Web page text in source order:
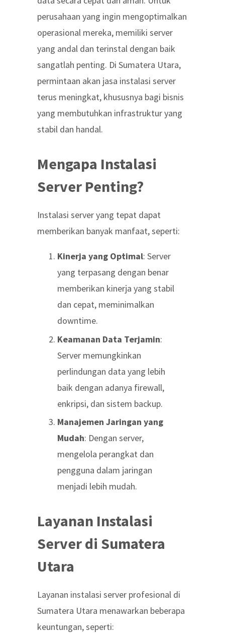
perusahaan yang ingin mengoptimalkan
operasional mereka, memiliki server
yang andal dan terinstal dengan baik
sangatlah penting. Di Sumatera Utara,
permintaan akan jasa instalasi server
terus meningkat, khususnya bagi bisnis
yang membutuhkan infrastruktur yang
stabil dan handal.
Mengapa Instalasi
Server Penting?
Instalasi server yang tepat dapat
memberikan banyak manfaat, seperti:
Kinerja yang Optimal: Server
yang terpasang dengan benar
memberikan kinerja yang stabil
dan cepat, meminimalkan
downtime.
Keamanan Data Terjamin:
Server memungkinkan
perlindungan data yang lebih
baik dengan adanya firewall,
enkripsi, dan sistem backup.
Manajemen Jaringan yang
Mudah: Dengan server,
mengelola perangkat dan
pengguna dalam jaringan
menjadi lebih mudah.
Layanan Instalasi
Server di Sumatera
Utara
Layanan instalasi server profesional di
Sumatera Utara menawarkan beberapa
keuntungan, seperti: